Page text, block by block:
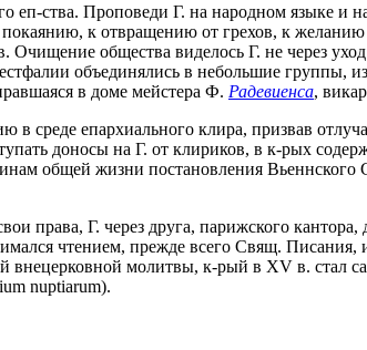
еп-ства. Проповеди Г. на народном языке
к отвращению от грехов, к
общества виделось Г. не через
объединялись в небольшие группы,
в доме мейстера Ф. Радевиенса,
в среде епархиального клира, призвав
доносы на Г. от клириков, в к-рых
общей жизни постановления Вьеннского
права, Г. через друга, парижского
чтением, прежде всего Свящ. Писания,
внецерковной молитвы, к-рый в XV в. стал
nuptiarum).